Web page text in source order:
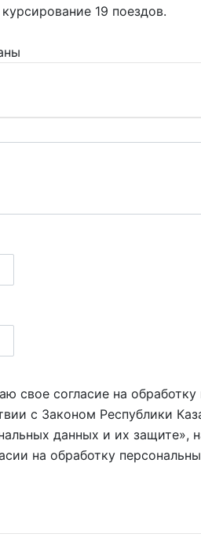
19 поездов.
свое согласие на
с Законом Республики
данных и их защите»,
на обработку